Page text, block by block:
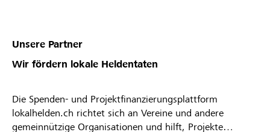
Unsere Partner
Wir fördern lokale Heldentaten
Die Spenden- und Projektfinanzierungsplattform
lokalhelden.ch richtet sich an Vereine und andere
gemeinnützige Organisationen und hilft, Projekte